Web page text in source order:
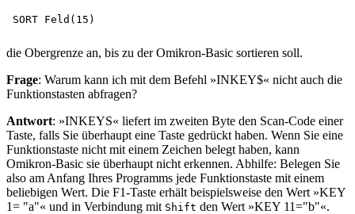
die Obergrenze an, bis zu der Omikron-Basic sortieren soll.
Frage: Warum kann ich mit dem Befehl »INKEY$« nicht auch die
Funktionstasten abfragen?
Antwort: »INKEYS« liefert im zweiten Byte den Scan-Code einer
Taste, falls Sie überhaupt eine Taste gedrückt haben. Wenn Sie eine
Funktionstaste nicht mit einem Zeichen belegt haben, kann
Omikron-Basic sie überhaupt nicht erkennen. Abhilfe: Belegen Sie
also am Anfang Ihres Programms jede Funktionstaste mit einem
beliebigen Wert. Die F1-Taste erhält beispielsweise den Wert »KEY
1= "a"« und in Verbindung mit Shift den Wert »KEY 11="b"«.